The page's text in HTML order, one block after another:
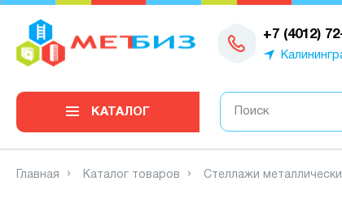
+7 (4012)
0
КАТАЛОГ
Главная Каталог товаров Стеллажи